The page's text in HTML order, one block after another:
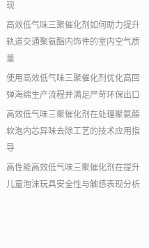
现
高效低气味三聚催化剂如何助力提升
轨道交通聚氨酯内饰件的室内空气质
量
使用高效低气味三聚催化剂优化高回
弹海绵生产流程并满足严苛环保出口
高效低气味三聚催化剂在处理聚氨酯
软泡内芯异味去除工艺的技术应用指
导
高性能高效低气味三聚催化剂在提升
儿童泡沫玩具安全性与触感表现分析